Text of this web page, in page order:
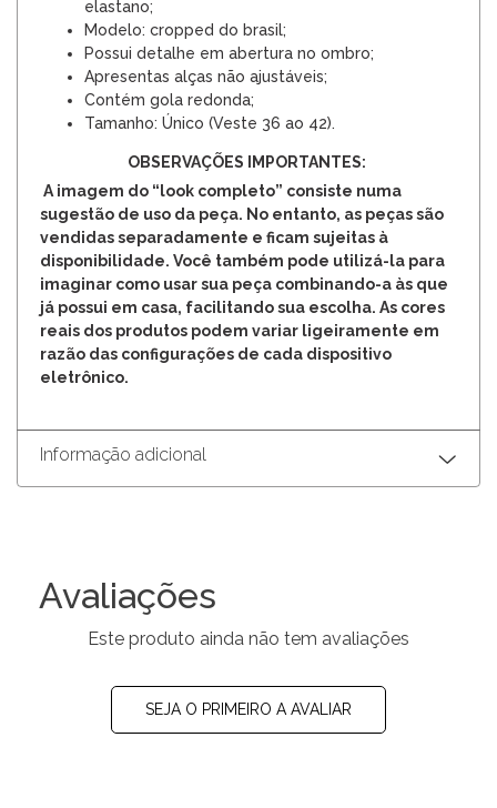
elastano;
Modelo: cropped do brasil;
Possui detalhe em abertura no ombro;
Apresentas alças não ajustáveis;
Contém gola redonda;
Tamanho: Único (Veste 36 ao 42).
OBSERVAÇÕES IMPORTANTES:
A imagem do “look completo” consiste numa
sugestão de uso da peça. No entanto, as peças são
vendidas separadamente e ficam sujeitas à
disponibilidade. Você também pode utilizá-la para
imaginar como usar sua peça combinando-a às que
já possui em casa, facilitando sua escolha. As cores
reais dos produtos podem variar ligeiramente em
razão das configurações de cada dispositivo
eletrônico.
Informação adicional
Avaliações
Este produto ainda não tem avaliações
SEJA O PRIMEIRO A AVALIAR